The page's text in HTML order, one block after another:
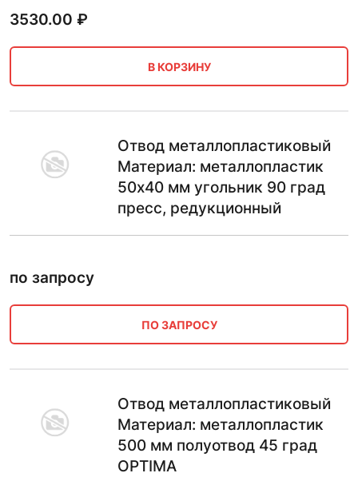
3530.00 ₽
В КОРЗИНУ
Отвод металлопластиковый
Материал: металлопластик
50х40 мм угольник 90 град
пресс, редукционный
по запросу
ПО ЗАПРОСУ
Отвод металлопластиковый
Материал: металлопластик
500 мм полуотвод 45 град
OPTIMA